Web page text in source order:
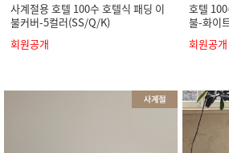
사계절용 호텔 100수 호텔식 패딩 이
불커버-5컬러(SS/Q/K)
회원공개
호텔
불-화이
회원공개